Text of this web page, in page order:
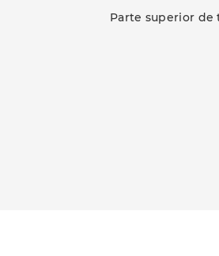
Parte superior